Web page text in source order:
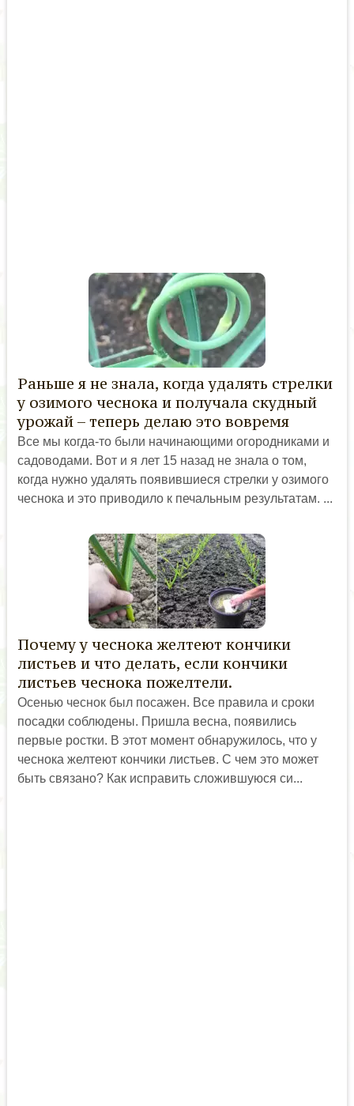
Раньше я не знала, когда удалять стрелки
у озимого чеснока и получала скудный
урожай – теперь делаю это вовремя
Все мы когда-то были начинающими огородниками и
садоводами. Вот и я лет 15 назад не знала о том,
когда нужно удалять появившиеся стрелки у озимого
чеснока и это приводило к печальным результатам. ...
Почему у чеснока желтеют кончики
листьев и что делать, если кончики
листьев чеснока пожелтели.
Осенью чеснок был посажен. Все правила и сроки
посадки соблюдены. Пришла весна, появились
первые ростки. В этот момент обнаружилось, что у
чеснока желтеют кончики листьев. С чем это может
быть связано? Как исправить сложившуюся си...